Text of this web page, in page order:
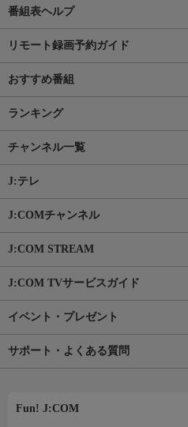
番組表ヘルプ
リモート録画予約ガイド
おすすめ番組
ランキング
チャンネル一覧
J:テレ
J:COMチャンネル
J:COM STREAM
J:COM TVサービスガイド
イベント・プレゼント
サポート・よくある質問
Fun! J:COM